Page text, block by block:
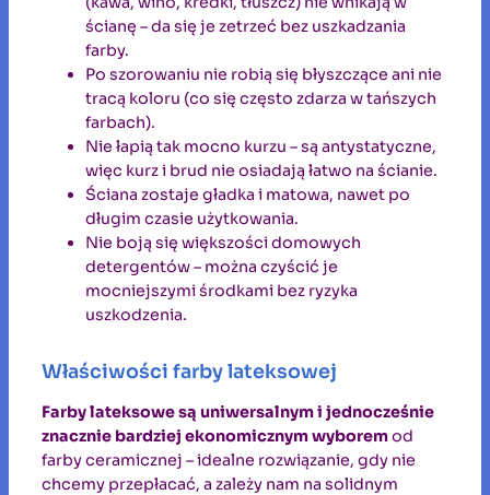
ścianę – da się je zetrzeć bez uszkadzania
farby.
Po szorowaniu nie robią się błyszczące ani nie
tracą koloru (co się często zdarza w tańszych
farbach).
Nie łapią tak mocno kurzu – są antystatyczne,
więc kurz i brud nie osiadają łatwo na ścianie.
Ściana zostaje gładka i matowa, nawet po
długim czasie użytkowania.
Nie boją się większości domowych
detergentów – można czyścić je
mocniejszymi środkami bez ryzyka
uszkodzenia.
Właściwości farby lateksowej
Farby lateksowe są uniwersalnym i jednocześnie
znacznie bardziej ekonomicznym wyboremod
farby ceramicznej – idealne rozwiązanie, gdy nie
chcemy przepłacać, a zależy nam na solidnym